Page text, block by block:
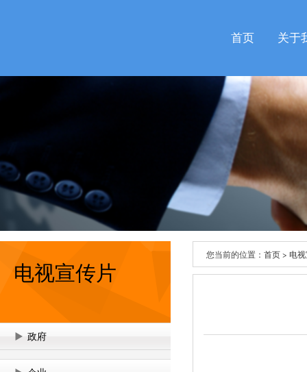
首页 关于
电视宣传片
政府
您当前的位置： 首页> 电